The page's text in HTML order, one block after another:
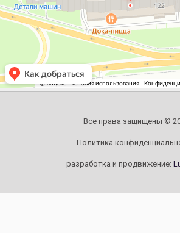
Все права защищены ©
Политика
разработка и продвижение: